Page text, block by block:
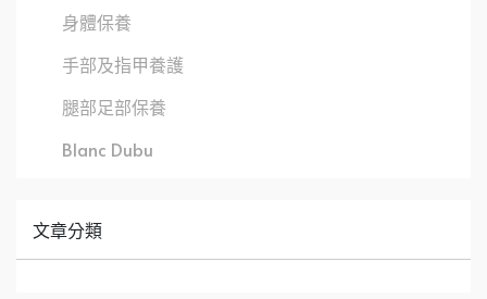
身體保養
手部及指甲養護
腿部足部保養
Blanc Dubu
文章分類